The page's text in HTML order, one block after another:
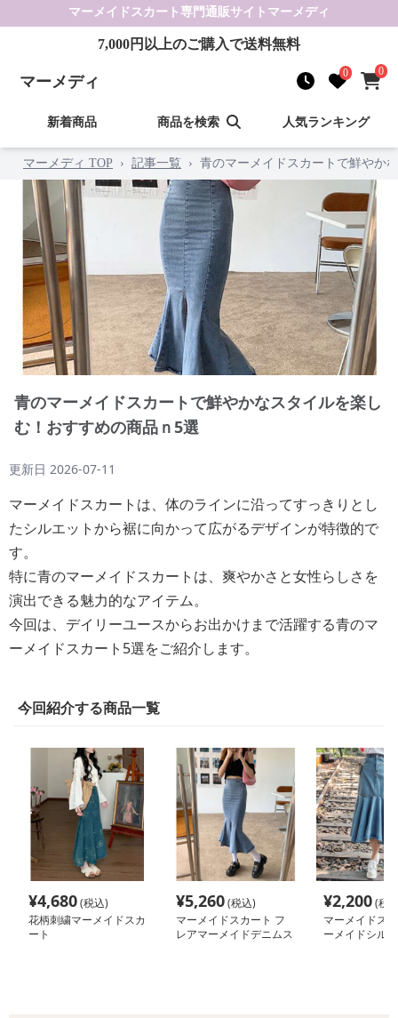
マーメイドスカート 専門通販サイト マーメディ
7,000円以上のご購入で送料無料
マーメディ 0 0
新着商品 商品を検索 人気ランキング
マーメディ TOP › 記事一覧 › 青のマーメイドスカートで鮮やか
青のマーメイドスカートで鮮やかなスタイルを楽し
む！おすすめの商品ｎ5選
更新日 2026-07-11
マーメイドスカートは、体のラインに沿ってすっきりとし
たシルエットから裾に向かって広がるデザインが特徴的で
す。
特に青のマーメイドスカートは、爽やかさと女性らしさを
演出できる魅力的なアイテム。
今回は、デイリーユースからお出かけまで活躍する青のマ
ーメイドスカート5選をご紹介します。
今回紹介する商品一覧
¥4,680(税込)
花柄刺繍マーメイドスカ
ート
¥5,260(税込)
マーメイドスカート フ
レアマーメイドデニムス
¥2,200(税
マーメイドス
ーメイドシル